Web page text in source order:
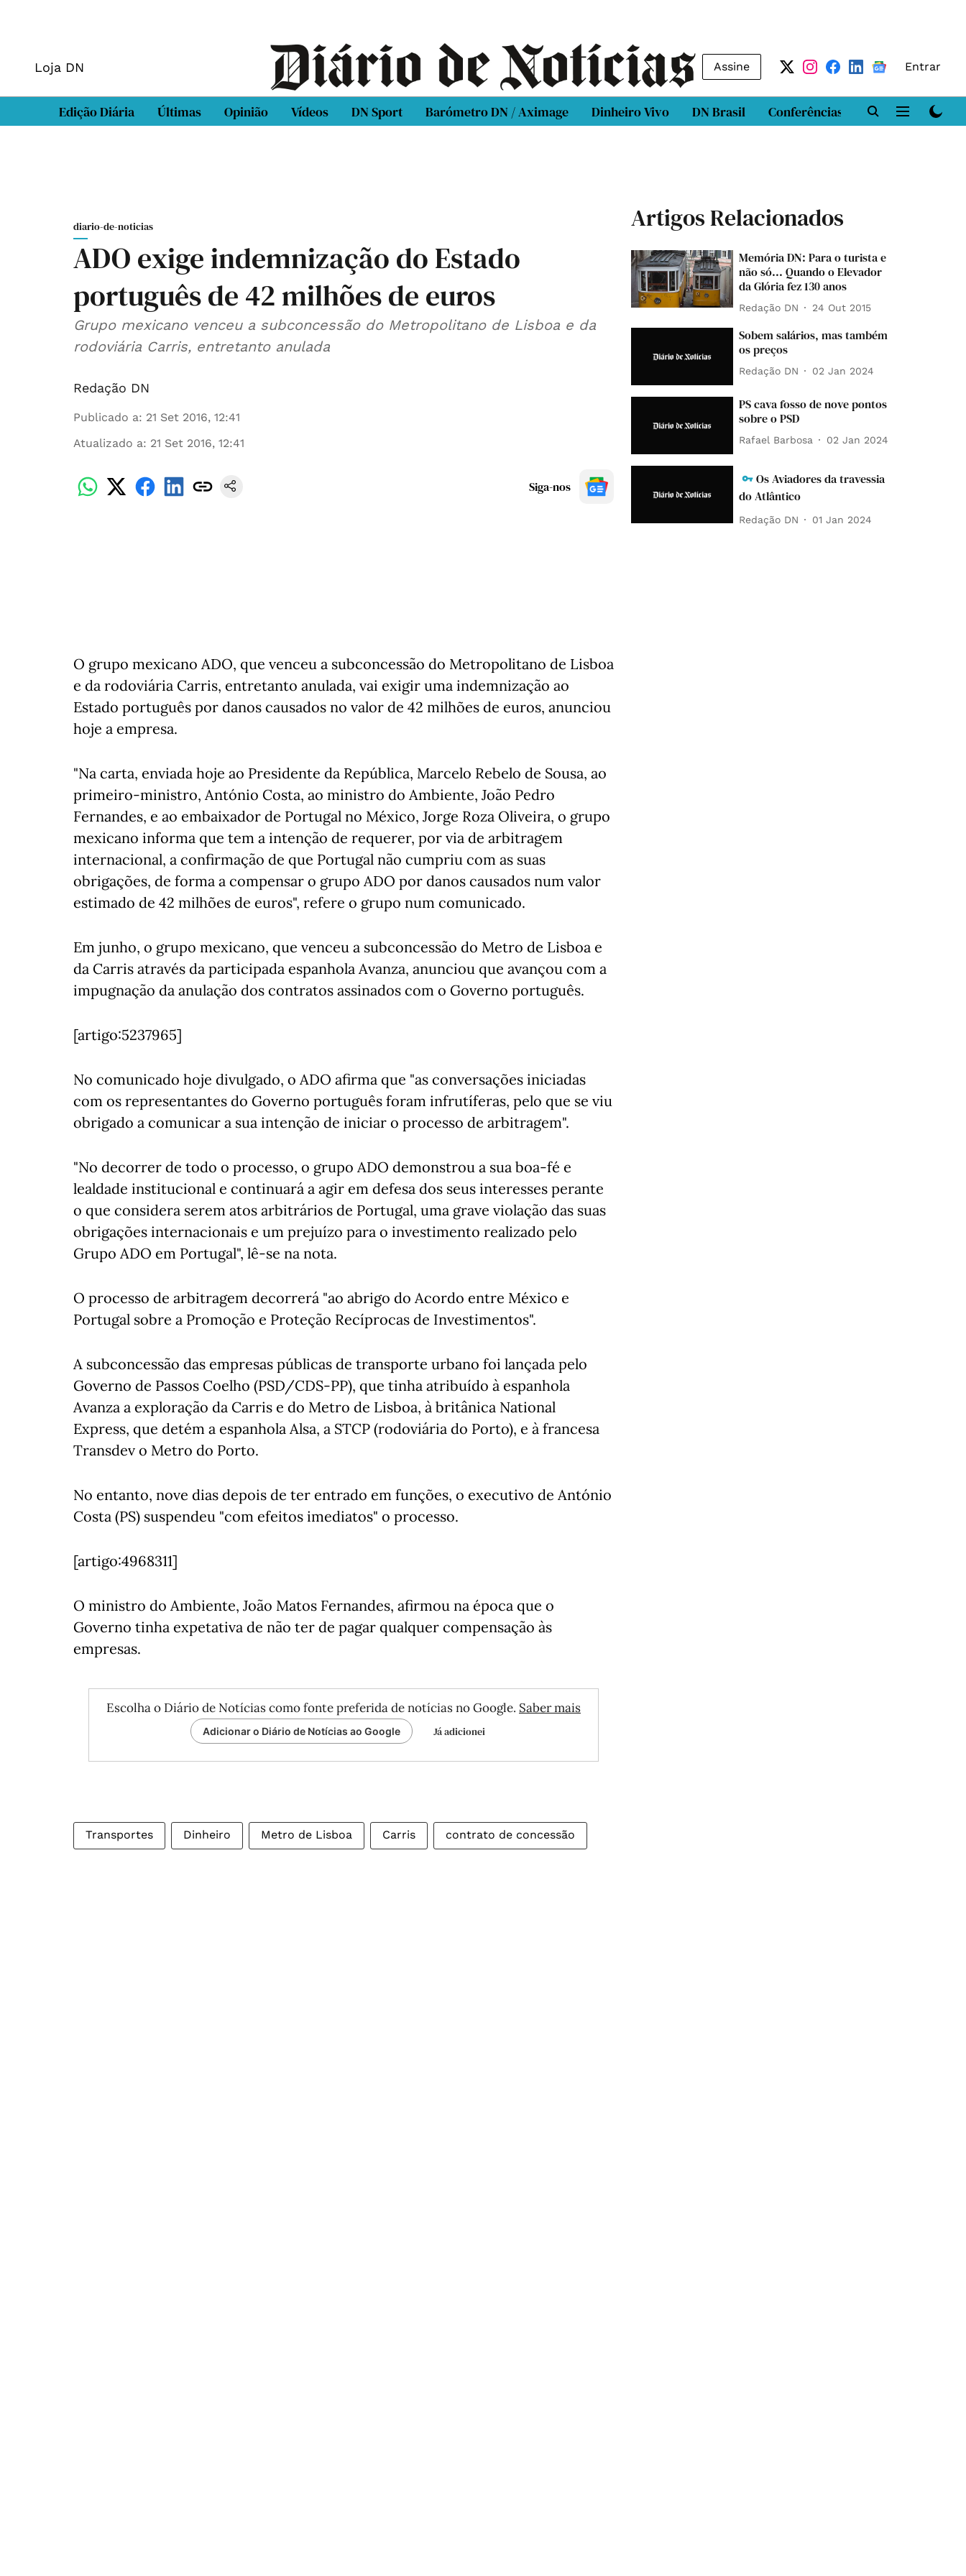
Loja DN Assine Entrar
Edição Diária Últimas Opinião Vídeos DN Sport Barómetro DN / Aximage Dinheiro Vivo DN Brasil Conferências DN LAB
diario-de-noticias
ADO exige indemnização do Estado
português de 42 milhões de euros
Grupo mexicano venceu a subconcessão do Metropolitano de Lisboa e da
rodoviária Carris, entretanto anulada
Redação DN
Publicado a: 21 Set 2016, 12:41
Atualizado a: 21 Set 2016, 12:41
Siga-nos
O grupo mexicano ADO, que venceu a subconcessão do Metropolitano de Lisboa
e da rodoviária Carris, entretanto anulada, vai exigir uma indemnização ao
Estado português por danos causados no valor de 42 milhões de euros, anunciou
hoje a empresa.
"Na carta, enviada hoje ao Presidente da República, Marcelo Rebelo de Sousa, ao
primeiro-ministro, António Costa, ao ministro do Ambiente, João Pedro
Fernandes, e ao embaixador de Portugal no México, Jorge Roza Oliveira, o grupo
mexicano informa que tem a intenção de requerer, por via de arbitragem
internacional, a confirmação de que Portugal não cumpriu com as suas
obrigações, de forma a compensar o grupo ADO por danos causados num valor
estimado de 42 milhões de euros", refere o grupo num comunicado.
Em junho, o grupo mexicano, que venceu a subconcessão do Metro de Lisboa e
da Carris através da participada espanhola Avanza, anunciou que avançou com a
impugnação da anulação dos contratos assinados com o Governo português.
[artigo:5237965]
No comunicado hoje divulgado, o ADO afirma que "as conversações iniciadas
com os representantes do Governo português foram infrutíferas, pelo que se viu
obrigado a comunicar a sua intenção de iniciar o processo de arbitragem".
"No decorrer de todo o processo, o grupo ADO demonstrou a sua boa-fé e
lealdade institucional e continuará a agir em defesa dos seus interesses perante
o que considera serem atos arbitrários de Portugal, uma grave violação das suas
obrigações internacionais e um prejuízo para o investimento realizado pelo
Grupo ADO em Portugal", lê-se na nota.
O processo de arbitragem decorrerá "ao abrigo do Acordo entre México e
Portugal sobre a Promoção e Proteção Recíprocas de Investimentos".
A subconcessão das empresas públicas de transporte urbano foi lançada pelo
Governo de Passos Coelho (PSD/CDS-PP), que tinha atribuído à espanhola
Avanza a exploração da Carris e do Metro de Lisboa, à britânica National
Express, que detém a espanhola Alsa, a STCP (rodoviária do Porto), e à francesa
Transdev o Metro do Porto.
No entanto, nove dias depois de ter entrado em funções, o executivo de António
Costa (PS) suspendeu "com efeitos imediatos" o processo.
[artigo:4968311]
O ministro do Ambiente, João Matos Fernandes, afirmou na época que o
Governo tinha expetativa de não ter de pagar qualquer compensação às
empresas.
Escolha o Diário de Notícias como fonte preferida de notícias no Google. Saber mais
Adicionar o Diário de Notícias ao Google Já adicionei
Transportes Dinheiro Metro de Lisboa Carris contrato de concessão
Artigos Relacionados
Memória DN: Para o turista e
não só... Quando o Elevador
da Glória fez 130 anos
Redação DN 24 Out 2015
Sobem salários, mas também
os preços
Redação DN 02 Jan 2024
PS cava fosso de nove pontos
sobre o PSD
Rafael Barbosa 02 Jan 2024
Os Aviadores da travessia
do Atlântico
Redação DN 01 Jan 2024